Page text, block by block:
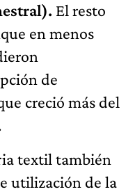
El resto
en menos
de
creció más del
textil también
utilización de la